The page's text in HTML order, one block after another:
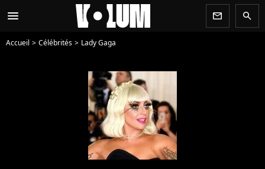
menu newsletter search
Accueil Célébrités Lady Gaga